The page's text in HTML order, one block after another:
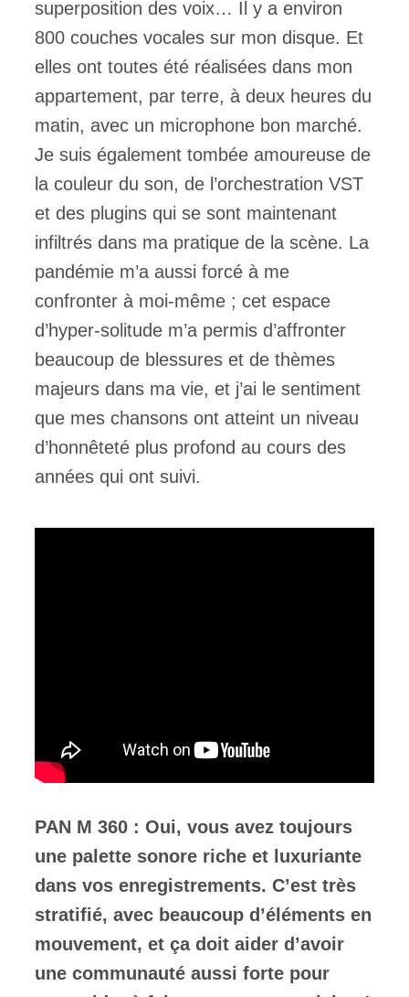
superposition des voix… Il y a environ
800 couches vocales sur mon disque. Et
elles ont toutes été réalisées dans mon
appartement, par terre, à deux heures du
matin, avec un microphone bon marché.
Je suis également tombée amoureuse de
la couleur du son, de l’orchestration VST
et des plugins qui se sont maintenant
infiltrés dans ma pratique de la scène. La
pandémie m’a aussi forcé à me
confronter à moi-même ; cet espace
d’hyper-solitude m’a permis d’affronter
beaucoup de blessures et de thèmes
majeurs dans ma vie, et j’ai le sentiment
que mes chansons ont atteint un niveau
d’honnêteté plus profond au cours des
années qui ont suivi.
PAN M 360 : Oui, vous avez toujours
une palette sonore riche et luxuriante
dans vos enregistrements. C’est très
stratifié, avec beaucoup d’éléments en
mouvement, et ça doit aider d’avoir
une communauté aussi forte pour